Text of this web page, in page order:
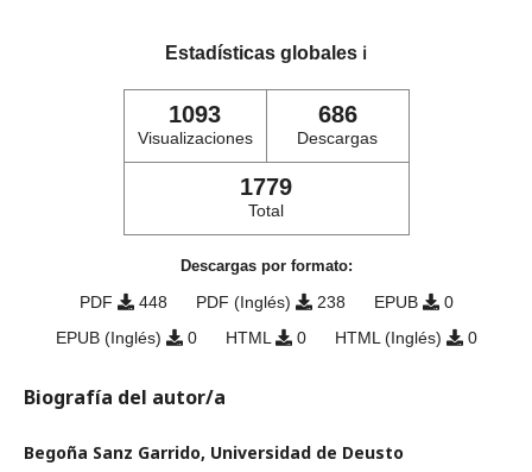
Estadísticas globales ℹ️
1093
Visualizaciones
686
Descargas
1779
Total
Descargas por formato:
PDF 448 PDF (Inglés) 238 EPUB
0
EPUB (Inglés)
0 HTML 0 HTML (Inglés) 0
Biografía del autor/a
Begoña Sanz Garrido, Universidad de Deusto